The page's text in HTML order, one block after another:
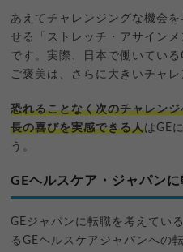
あえてチャレンジングな機会
せる「ストレッチ・アサイン
です。実際、日本で働いてい
ご褒美は、さらに大きいチャ
恐れることなく次のチャレン
長の喜びを実感できる人はGE
う。
GEヘルスケア・ジャパンに
GEジャパンに転職を考えてい
るGEヘルスケアジャパンへの